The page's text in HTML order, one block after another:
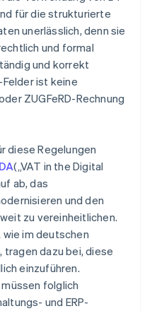
für die strukturierte
unerlässlich, denn sie
und formal
und korrekt
ist keine
ZUGFeRD-Rechnung
diese Regelungen
(„VAT in the Digital
ab, das
und den
zu vereinheitlichen.
im deutschen
, tragen dazu bei, diese
einzuführen.
folglich
und ERP-